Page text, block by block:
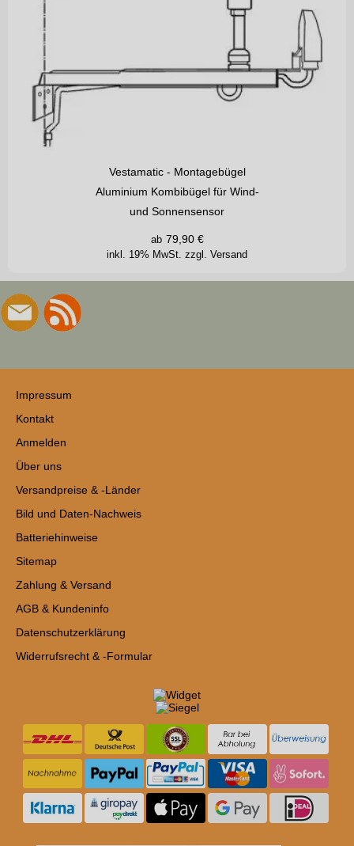
Vestamatic - Montagebügel
Aluminium Kombibügel für Wind-
und Sonnensensor
inkl. 19% MwSt. zzgl. Versand
ab 79,90€
Impressum
Kontakt
Anmelden
Über uns
Versandpreise & -Länder
Bild und Daten-Nachweis
Batteriehinweise
Sitemap
Zahlung & Versand
AGB & Kundeninfo
Datenschutzerklärung
Widerrufsrecht & -Formular